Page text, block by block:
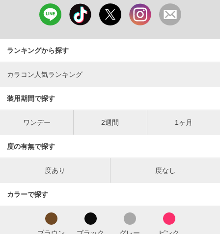
ランキングから探す
カラコン人気ランキング
装用期間で探す
ワンデー 2週間 1ヶ月
度の有無で探す
度あり 度なし
カラーで探す